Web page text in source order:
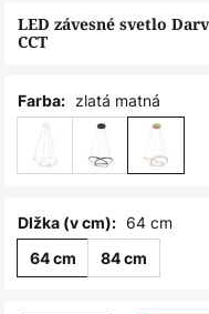
obrázkov
LED závesné svetlo
CCT
Farba: zlatá matná
Dlžka (v cm): 64 cm
64 cm 84 cm